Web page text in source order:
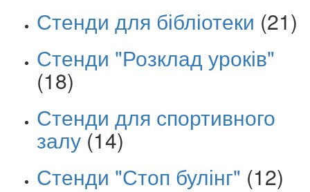
Стенди для бібліотеки (21)
Стенди "Розклад уроків"
(18)
Стенди для спортивного
залу(14)
Стенди "Стоп булінг" (12)